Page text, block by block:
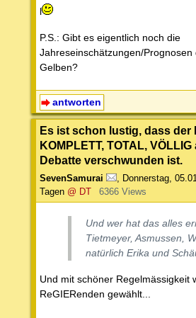
l
P.S.: Gibt es eigentlich noch die
Jahreseinschätzungen/
Gelben?
antworten
Es ist schon lustig, dass der
KOMPLETT, TOTAL,
Debatte verschwunden ist.
SevenSamurai Donnerstag,
Tagen @ DT 6366 Views
Und wer hat das alles
Tietmeyer, Asmussen,
natürlich Erika und
Und mit schöner Regelmässigkeit
ReGIERenden gewählt...